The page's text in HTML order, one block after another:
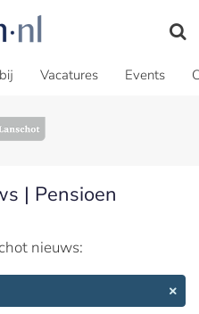
Vacatures Events
| Pensioen
nieuws: